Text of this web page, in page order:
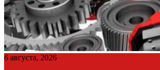
6 августа, 2026